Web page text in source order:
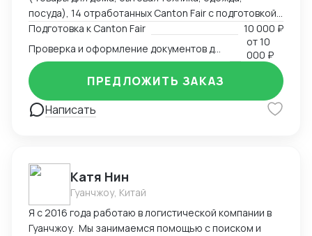
посуда), 14 отработанных Canton Fair с подготовкой,
анализом и подбором ассортиментной матрицы.
Подготовка полного пакета документов включая
сертификацию, образцы, ввоз и оформление.
Оформление полного пакета документов для ТО и
доставки, просчет юнит экономики. Контроль
платежей через третьи страны и проверка
корректности Валютного контроля.
Подготовка к Canton Fair
10 000 ₽
от10
000 ₽
Написать
ПРЕДЛОЖИТЬ ЗАКАЗ
Катя Нин
Гуанчжоу, Китай
Я с 2016 года работаю в логистической компании в
Гуанчжоу. Мы занимаемся помощью с поиском и